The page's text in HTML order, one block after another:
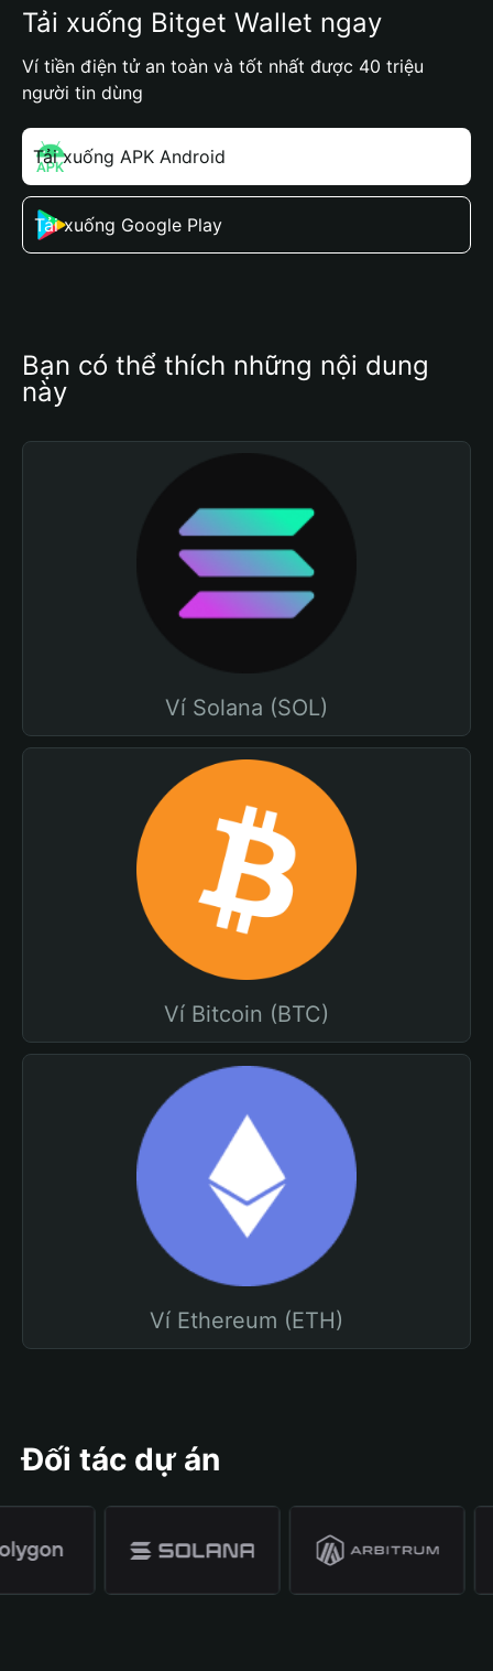
Tải xuống Bitget Wallet ngay
Ví tiền điện tử an toàn và tốt nhất được 40 triệu
người tin dùng
Tải xuống APK Android
Tải xuống Google Play
Bạn có thể thích những nội dung
này
Ví Solana (SOL)
Ví Bitcoin (BTC)
Ví Ethereum (ETH)
Đối tác dự án